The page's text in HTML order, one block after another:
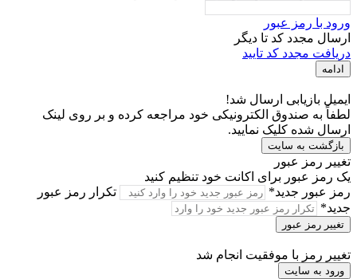
ورود با رمز عبور
ارسال مجدد کد تا دیگر
دریافت مجدد کد تایید
ادامه
ایمیل بازیابی ارسال شد!
لطفاً به صندوق الکترونیکی خود مراجعه کرده و بر روی لینک
ارسال شده کلیک نمایید.
بازگشت به سایت
تغییر رمز عبور
یک رمز عبور برای اکانت خود تنظیم کنید
رمز عبور جدید*
تکرار رمز عبور
جدید*
تغییر رمز عبور
تغییر رمز با موفقیت انجام شد
ورود به سایت